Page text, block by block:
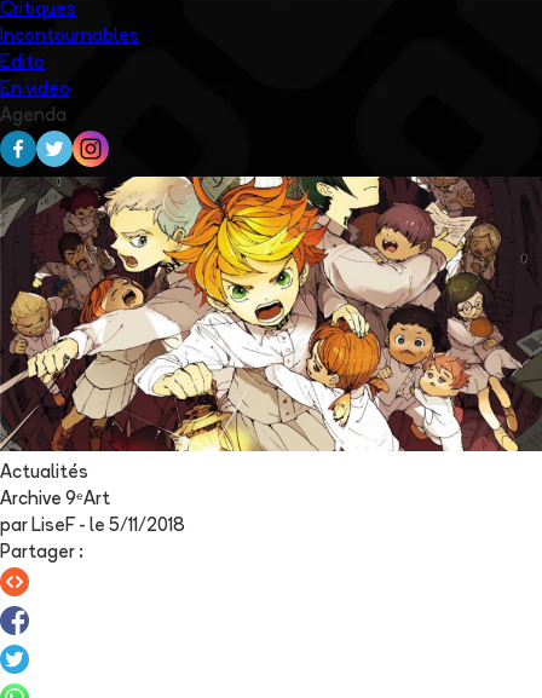
Critiques
Incontournables
Edito
En vidéo
Agenda
Actualités
Archive 9ᵉArt
par LiseF - le 5/11/2018
Partager :